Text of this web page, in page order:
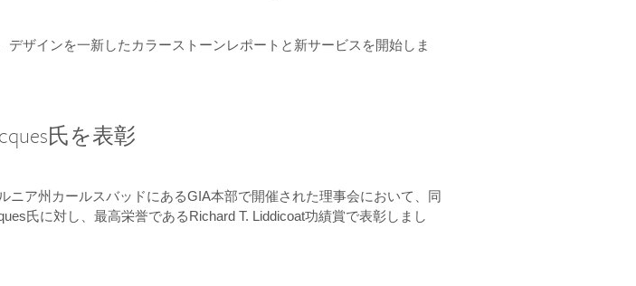
デザインを一新したカラーストーンレポートと新サービスを開始しま
氏を表彰
ニア州カールスバッドにあるGIA本部で開催された理事会において、同
氏に対し、最高栄誉であるRichard T. Liddicoat功績賞で表彰しまし